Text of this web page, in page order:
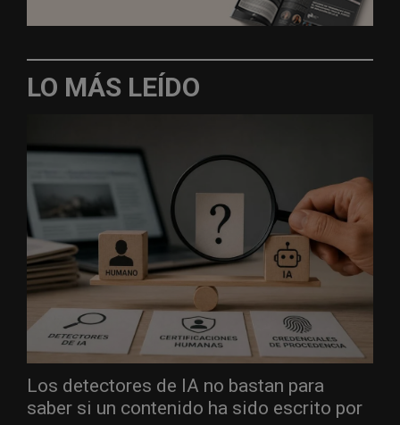
LO MÁS LEÍDO
Los detectores de IA no bastan para
saber si un contenido ha sido escrito por